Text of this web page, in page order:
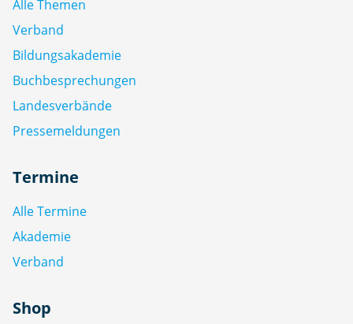
Alle Themen
Verband
Bildungsakademie
Buchbesprechungen
Landesverbände
Pressemeldungen
Termine
Alle Termine
Akademie
Verband
Shop